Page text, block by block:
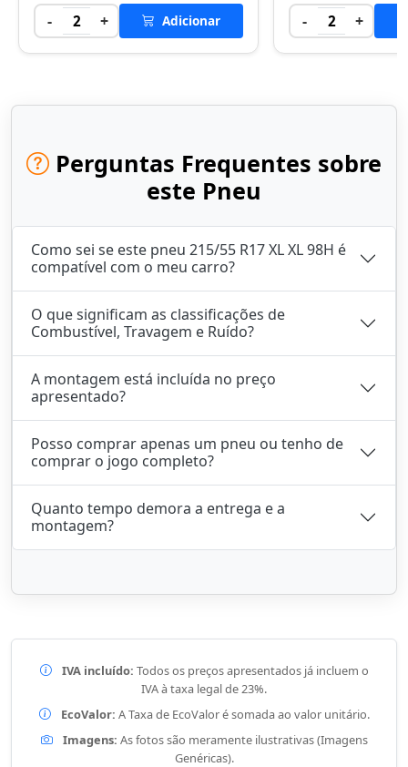
- 2 + Adicionar - 2 +
Perguntas Frequentes sobre
este Pneu
Como sei se este pneu 215/55 R17 XL XL 98H é
compatível com o meu carro?
O que significam as classificações de
Combustível, Travagem e Ruído?
A montagem está incluída no preço
apresentado?
Posso comprar apenas um pneu ou tenho de
comprar o jogo completo?
Quanto tempo demora a entrega e a
montagem?
IVA incluído: Todos os preços apresentados já incluem o
IVA à taxa legal de 23%.
EcoValor: A Taxa de EcoValor é somada ao valor unitário.
Imagens: As fotos são meramente ilustrativas (Imagens
Genéricas).